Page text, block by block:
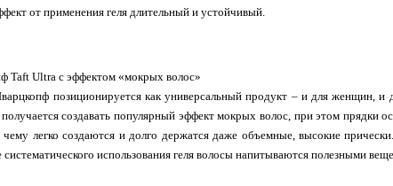
от применения геля длительный и устойчивый.
Taft Ultra с эффектом «мокрых волос»
позиционируется как универсальный продукт – и для женщин,
создавать популярный эффект мокрых волос, при этом прядки
чему легко создаются и долго держатся даже объемные, высокие
систематического использования геля волосы напитываются полезными